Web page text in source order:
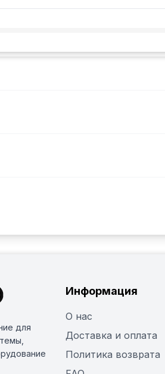
для
Информация
О нас
Доставка и оплата
Политика возврата